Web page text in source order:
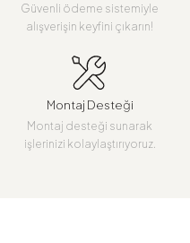
Güvenli ödeme sistemiyle
alışverişin keyfini çıkarın!
Montaj Desteği
Montaj desteği sunarak
işlerinizi kolaylaştırıyoruz.